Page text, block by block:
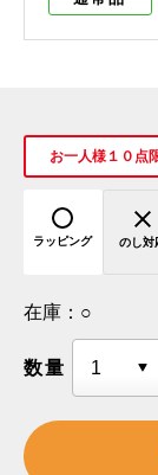
お一人様１０点
ラッピング のし対
在庫： ○
数量